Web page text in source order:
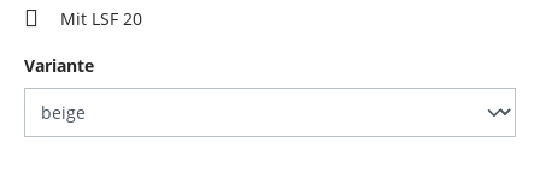
Mit LSF 20
Varianteauswählen